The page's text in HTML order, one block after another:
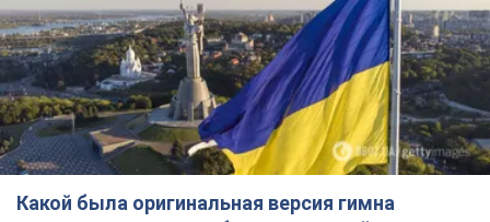
Александру Пономареву – 53: что
известно о трех детях секс-
символа 90-х и как они выглядят
Несмотря на развитие карьеры, артист не
забывал о личном счастье
12 годин тому 9,8 т.